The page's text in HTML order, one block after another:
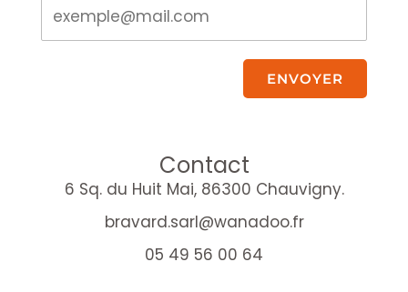
ENVOYER
Contact
6 Sq. du Huit Mai, 86300 Chauvigny.
bravard.sarl@wanadoo.fr
05 49 56 00 64